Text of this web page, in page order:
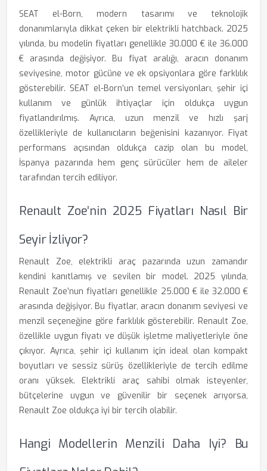
SEAT el-Born, modern tasarımı ve teknolojik
donanımlarıyla dikkat çeken bir elektrikli hatchback. 2025
yılında, bu modelin fiyatları genellikle 30.000 € ile 36.000
€ arasında değişiyor. Bu fiyat aralığı, aracın donanım
seviyesine, motor gücüne ve ek opsiyonlara göre farklılık
gösterebilir. SEAT el-Born’un temel versiyonları, şehir içi
kullanım ve günlük ihtiyaçlar için oldukça uygun
fiyatlandırılmış. Ayrıca, uzun menzil ve hızlı şarj
özellikleriyle de kullanıcıların beğenisini kazanıyor. Fiyat
performans açısından oldukça cazip olan bu model,
İspanya pazarında hem genç sürücüler hem de aileler
tarafından tercih ediliyor.
Renault Zoe’nin 2025 Fiyatları Nasıl Bir
Seyir İzliyor?
Renault Zoe, elektrikli araç pazarında uzun zamandır
kendini kanıtlamış ve sevilen bir model. 2025 yılında,
Renault Zoe’nun fiyatları genellikle 25.000 € ile 32.000 €
arasında değişiyor. Bu fiyatlar, aracın donanım seviyesi ve
menzil seçeneğine göre farklılık gösterebilir. Renault Zoe,
özellikle uygun fiyatı ve düşük işletme maliyetleriyle öne
çıkıyor. Ayrıca, şehir içi kullanım için ideal olan kompakt
boyutları ve sessiz sürüş özellikleriyle de tercih edilme
oranı yüksek. Elektrikli araç sahibi olmak isteyenler,
bütçelerine uygun ve güvenilir bir seçenek arıyorsa,
Renault Zoe oldukça iyi bir tercih olabilir.
Hangi Modellerin Menzili Daha Iyi? Bu